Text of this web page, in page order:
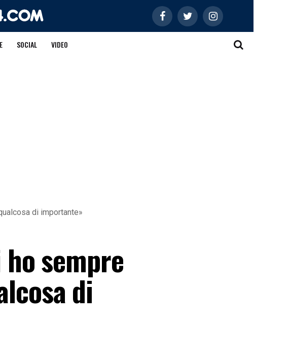
SOCIAL VIDEO
di importante»
sempre
di